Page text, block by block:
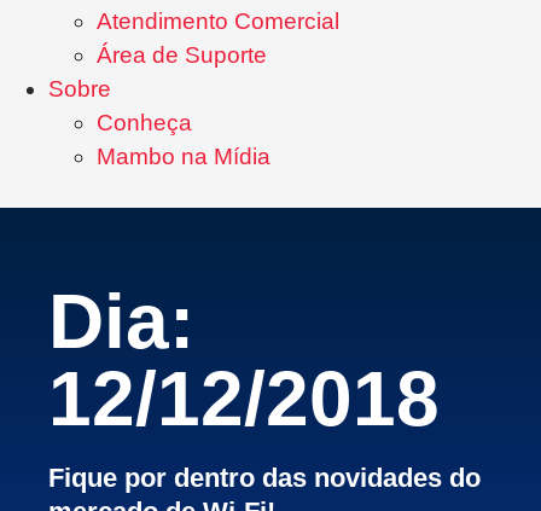
Atendimento Comercial
Área de Suporte
Sobre
Conheça
Mambo na Mídia
Dia:
12/12/2018
Fique por dentro das novidades do